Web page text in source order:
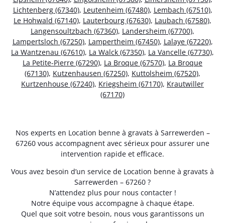
Lichtenberg (67340), Leutenheim (67480), Lembach (67510),
Le Hohwald (67140), Lauterbourg (67630), Laubach (67580),
Langensoultzbach (67360), Landersheim (67700),
Lampertsloch (67250), Lampertheim (67450), Lalaye (67220),
La Wantzenau (67610), La Walck (67350), La Vancelle (67730),
La Petite-Pierre (67290), La Broque (67570), La Broque
(67130), Kutzenhausen (67250), Kuttolsheim (67520),
Kurtzenhouse (67240), Kriegsheim (67170), Krautwiller
(67170)
Nos experts en Location benne à gravats à Sarrewerden –
67260 vous accompagnent avec sérieux pour assurer une
intervention rapide et efficace.
Vous avez besoin d’un service de Location benne à gravats à
Sarrewerden – 67260 ?
N’attendez plus pour nous contacter !
Notre équipe vous accompagne à chaque étape.
Quel que soit votre besoin, nous vous garantissons un